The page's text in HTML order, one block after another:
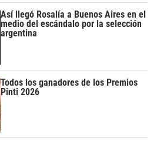
Así llegó Rosalía a Buenos Aires en el
medio del escándalo por la selección
argentina
Todos los ganadores de los Premios
Pinti 2026